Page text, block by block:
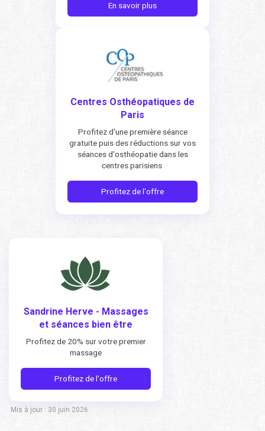
En savoir plus
Centres Osthéopatiques de
Paris
Profitez d'une première séance
gratuite puis des réductions sur vos
séances d'osthéopatie dans les
centres parisiens
Profitez de l'offre
Sandrine Herve - Massages
et séances bien être
Profitez de 20% sur votre premier
massage
Profitez de l'offre
Mis à jour : 30 juin 2026